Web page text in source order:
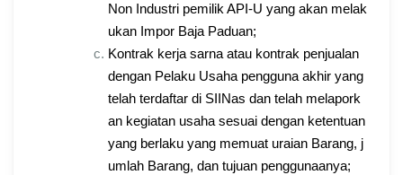
Non Industri pemilik API-U yang akan melak
ukan Impor Baja Paduan;
Kontrak kerja sarna atau kontrak penjualan
dengan Pelaku Usaha pengguna akhir yang
telah terdaftar di SIINas dan telah melapork
an kegiatan usaha sesuai dengan ketentuan
yang berlaku yang memuat uraian Barang, j
umlah Barang, dan tujuan penggunaanya;